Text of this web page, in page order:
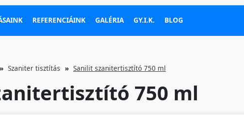
REFERENCIÁINK GALÉRIA GY.I.K. BLOG
Szaniter tisztítás Sanilit szanitertisztító 750 ml
750 ml